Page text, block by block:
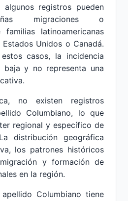
algunos registros pueden
migraciones o
familias latinoamericanas
Unidos o Canadá.
casos, la incidencia
baja y no representa una
no existen registros
Columbiano, lo que
regional y específico de
distribución geográfica
los patrones históricos
y formación de
en la región.
Columbiano tiene